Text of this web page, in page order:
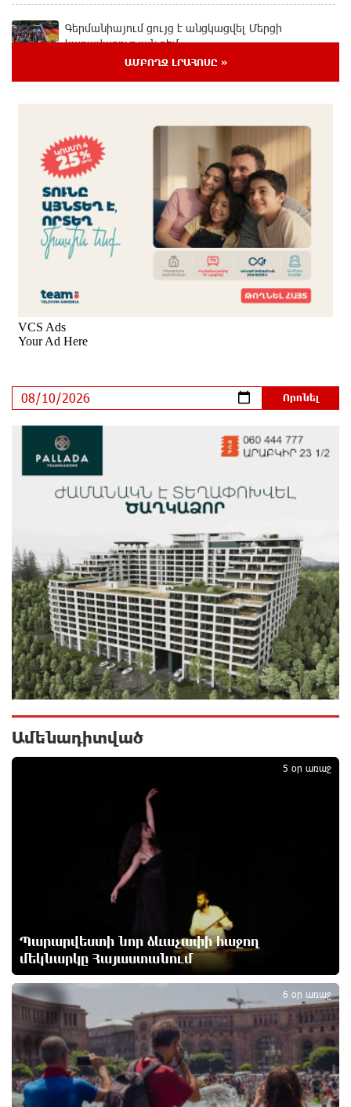
Գերմանիայում ցույց է անցկացվել Մերցի
կառավարության դեմ
միլիոն դիտում՝ 24 ժամում
1 օր առաջ
23-ամյա ուսանողի մշակած հավելվածը
հարավկորեական App Store-ում շրջանցել է
նույնիսկ Google Maps-ը
1 օր առաջ
Ռուսաստանի տարածքում ոչնչացվել է
ուկրաինական 360 անօդաչու թռչող սարք
լինելու
1 օր առաջ
Ողբերգական դեպք՝ Երևանում․ Կիևյան կամրջի
տակ հայտնաբերվել է տղամարդու մարմին
Ադրբեջանի Սարով գյուղում տանը 18-ամյա աղջկա
դի է հայտնաբերվել
1 օր առաջ
Հայհիդրոմետի տնօրենը գրել է
1 օր առաջ
Արտակարգ դեպք՝ Երևանում․ կոտրել են «Հույս
բոլոր մարդկանց» հիմնադրամի շենքի
պատուհաններն ու դռները
«Ինտեր»-ը հաղթեց «Յուվենտուս»-ին
Քրեական վարույթի շրջանակում անձի անձնական
և ընտանեկան կյանքին առնչվող տվյալների
անհարկի հրապարակումն անթույլատրելի է. ՄԻՊ
1 օր առաջ
Զելենսկին ու Վուչիչը քննարկել են
համագործակցությունն ընդլայնելու
հնարավորությունները
1 օր առաջ
ԱՄԲՈՂՋ ԼՐԱՀՈՍԸ »
Ամենադիտված
Պարարվեստի նոր ձևաչափի հաջող
մեկնարկը Հայաստանում
5 օր առաջ
1
6 օր առաջ
2